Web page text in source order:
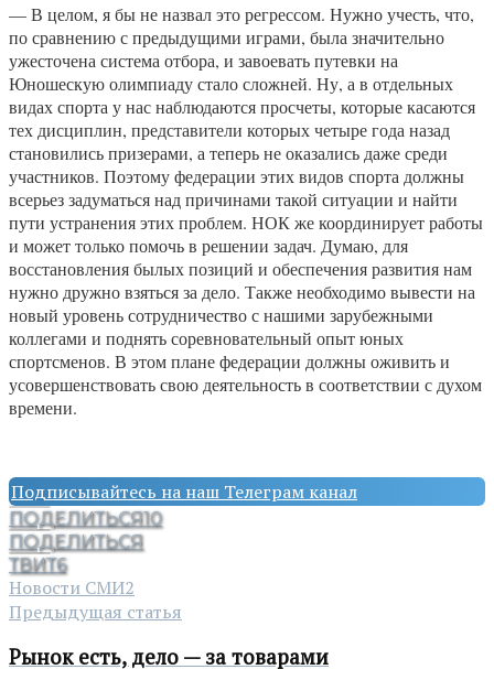
— В целом, я бы не назвал это регрессом. Нужно учесть, что,
по сравнению с предыдущими играми, была значительно
ужесточена система отбора, и завоевать путевки на
Юношескую олимпиаду стало сложней. Ну, а в отдельных
видах спорта у нас наблюдаются просчеты, которые касаются
тех дисциплин, представители которых четыре года назад
становились призерами, а теперь не оказались даже среди
участников. Поэтому федерации этих видов спорта должны
всерьез задуматься над причинами такой ситуации и найти
пути устранения этих проблем. НОК же координирует работы
и может только помочь в решении задач. Думаю, для
восстановления былых позиций и обеспечения развития нам
нужно дружно взяться за дело. Также необходимо вывести на
новый уровень сотрудничество с нашими зарубежными
коллегами и поднять соревновательный опыт юных
спортсменов. В этом плане федерации должны оживить и
усовершенствовать свою деятельность в соответствии с духом
времени.
Подписывайтесь на наш Телеграм канал
ПОДЕЛИТЬСЯ10
ПОДЕЛИТЬСЯ
ТВИТ6
Новости СМИ2
Предыдущая статья
Рынок есть, дело — за товарами